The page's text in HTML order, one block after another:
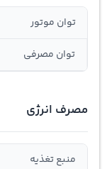
توان موتور
توان مصرفی
مصرف انرژی
منبع تغذیه